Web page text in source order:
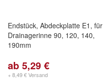
Endstück, Abdeckplatte E1, für
Drainagerinne 90, 120, 140,
190mm
ab 5,29 €
+ 8,49 € Versand